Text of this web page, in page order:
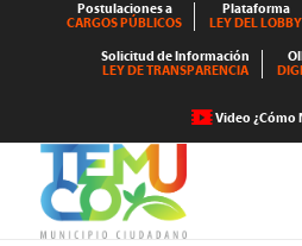
Postulaciones a
CARGOS PÚBLICOS
Plataforma
LEY DEL LOBBY
Solicitud de Información
LEY DE TRANSPARENCIA
Video ¿Cómo